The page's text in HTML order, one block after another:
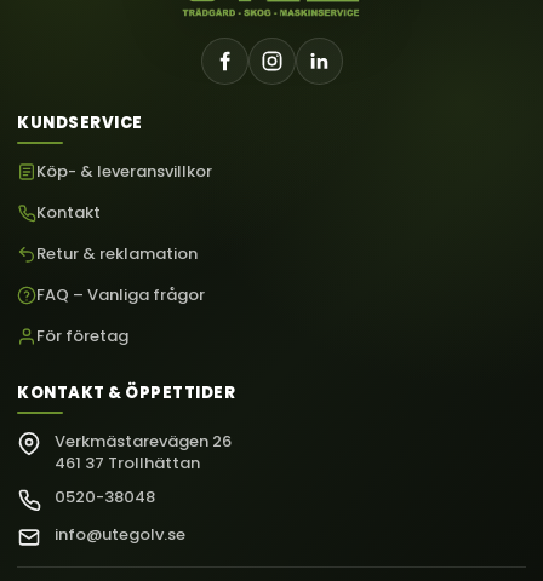
KUNDSERVICE
Köp- & leveransvillkor
Kontakt
Retur & reklamation
FAQ – Vanliga frågor
För företag
KONTAKT & ÖPPETTIDER
Verkmästarevägen 26
461 37 Trollhättan
0520-38048
info@utegolv.se